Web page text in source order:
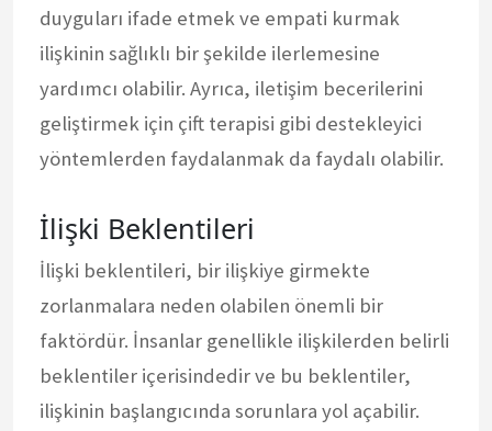
duyguları ifade etmek ve empati kurmak
ilişkinin sağlıklı bir şekilde ilerlemesine
yardımcı olabilir. Ayrıca, iletişim becerilerini
geliştirmek için çift terapisi gibi destekleyici
yöntemlerden faydalanmak da faydalı olabilir.
İlişki Beklentileri
İlişki beklentileri, bir ilişkiye girmekte
zorlanmalara neden olabilen önemli bir
faktördür. İnsanlar genellikle ilişkilerden belirli
beklentiler içerisindedir ve bu beklentiler,
ilişkinin başlangıcında sorunlara yol açabilir.